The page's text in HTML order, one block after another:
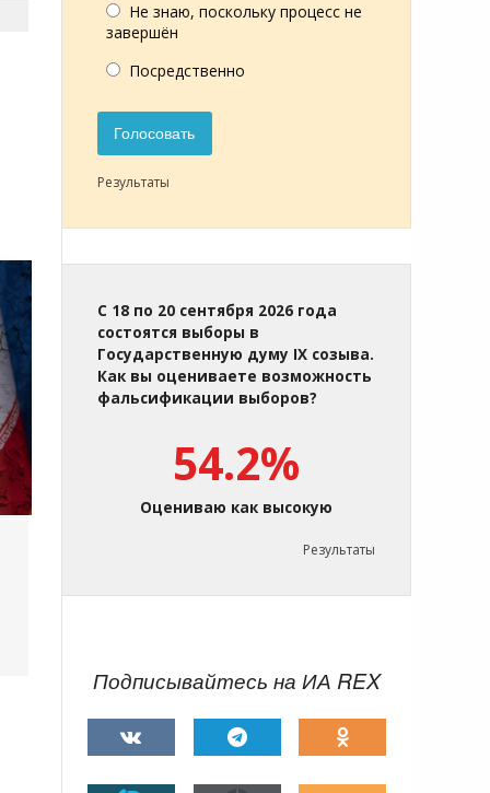
Не знаю, поскольку процесс не
завершён
Посредственно
Голосовать
Результаты
С 18 по 20 сентября 2026 года
состоятся выборы в
Государственную думу IX созыва.
Как вы оцениваете возможность
фальсификации выборов?
54.2%
Оцениваю как высокую
Результаты
Подписывайтесь на ИА REX